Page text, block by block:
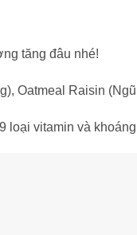
tăng đâu nhé!
Oatmeal Raisin
vitamin và